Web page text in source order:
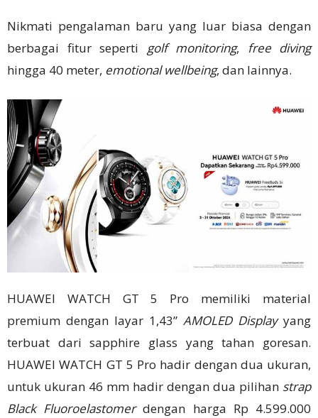
Nikmati pengalaman baru yang luar biasa dengan
berbagai fitur seperti golf monitoring,
free diving
hingga 40 meter, emotional wellbeing, dan lainnya.
HUAWEI WATCH GT 5 Pro memiliki material
premium dengan layar 1,43” AMOLED Displayyang
terbuat dari sapphire glass yang tahan goresan.
HUAWEI WATCH GT 5 Pro hadir dengan dua ukuran,
untuk ukuran 46 mm hadir dengan dua pilihan strap
Black Fluoroelastomerdengan harga Rp 4.599.000